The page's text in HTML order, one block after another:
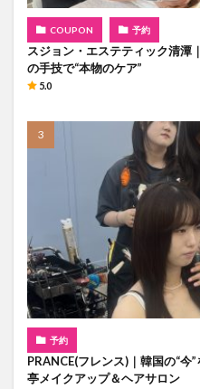
COUPON 予約
スジョン・エステティック清潭
の手技で“本物のケア”
5.0
予約
PRANCE(フレンス)｜韓国の“今
亭メイクアップ＆ヘアサロン